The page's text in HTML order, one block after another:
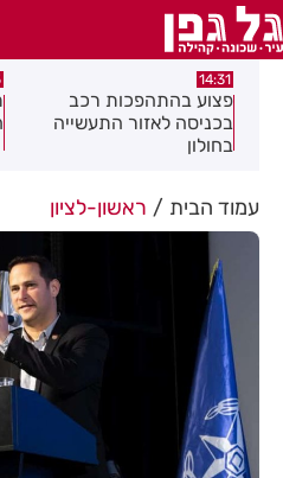
14:15
תיסלם ואתניקס הרימו את
חולון באוויר
עמוד הבית ראשון-לציון